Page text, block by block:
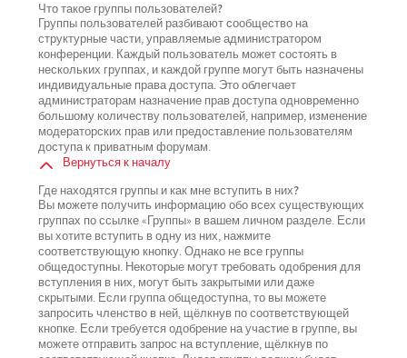
Что такое группы пользователей?
Группы пользователей разбивают сообщество на
структурные части, управляемые администратором
конференции. Каждый пользователь может состоять в
нескольких группах, и каждой группе могут быть назначены
индивидуальные права доступа. Это облегчает
администраторам назначение прав доступа одновременно
большому количеству пользователей, например, изменение
модераторских прав или предоставление пользователям
доступа к приватным форумам.
Вернуться к началу
Где находятся группы и как мне вступить в них?
Вы можете получить информацию обо всех существующих
группах по ссылке «Группы» в вашем личном разделе. Если
вы хотите вступить в одну из них, нажмите
соответствующую кнопку. Однако не все группы
общедоступны. Некоторые могут требовать одобрения для
вступления в них, могут быть закрытыми или даже
скрытыми. Если группа общедоступна, то вы можете
запросить членство в ней, щёлкнув по соответствующей
кнопке. Если требуется одобрение на участие в группе, вы
можете отправить запрос на вступление, щёлкнув по